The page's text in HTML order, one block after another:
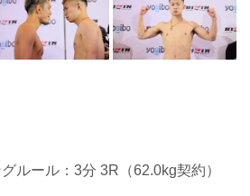
ルール：3分 3R（62.0kg契約）